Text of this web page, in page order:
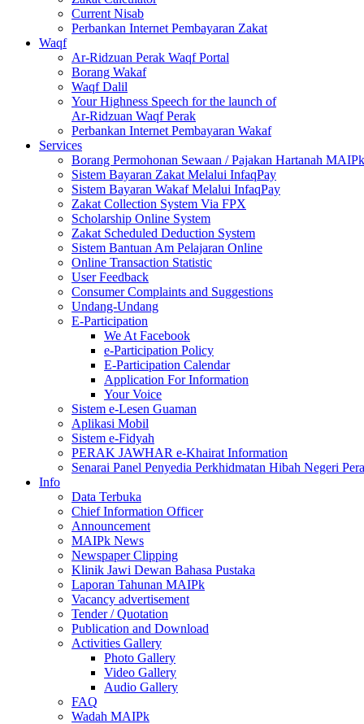
Current Nisab
Perbankan Internet Pembayaran Zakat
Waqf
Ar-Ridzuan Perak Waqf Portal
Borang Wakaf
Waqf Dalil
Your Highness Speech for the launch of
Ar-Ridzuan Waqf Perak
Perbankan Internet Pembayaran Wakaf
Services
Borang Permohonan Sewaan / Pajakan Hartanah MAIPk
Sistem Bayaran Zakat Melalui InfaqPay
Sistem Bayaran Wakaf Melalui InfaqPay
Zakat Collection System Via FPX
Scholarship Online System
Zakat Scheduled Deduction System
Sistem Bantuan Am Pelajaran Online
Online Transaction Statistic
User Feedback
Consumer Complaints and Suggestions
Undang-Undang
E-Participation
We At Facebook
e-Participation Policy
E-Participation Calendar
Application For Information
Your Voice
Sistem e-Lesen Guaman
Aplikasi Mobil
Sistem e-Fidyah
PERAK JAWHAR e-Khairat Information
Senarai Panel Penyedia Perkhidmatan Hibah Negeri
Info
Data Terbuka
Chief Information Officer
Announcement
MAIPk News
Newspaper Clipping
Klinik Jawi Dewan Bahasa Pustaka
Laporan Tahunan MAIPk
Vacancy advertisement
Tender / Quotation
Publication and Download
Activities Gallery
Photo Gallery
Video Gallery
Audio Gallery
FAQ
Wadah MAIPk